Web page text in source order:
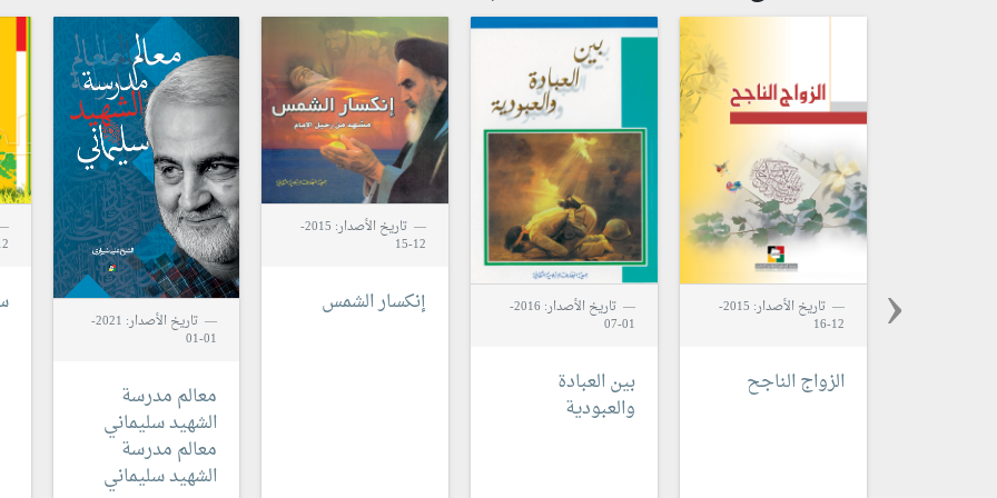
تاريخ الأصدار: 2015-
12-16
الزواج الناجح
تاريخ الأصدار: 2016-
01-07
بين العبادة
والعبودية
تاريخ الأصدار: 2015-
12-15
إنكسار الشمس
تاريخ الأصدار: 2021-
01-01
معالم مدرسة
الشهيد سليماني
معالم مدرسة
الشهيد سليماني
‹